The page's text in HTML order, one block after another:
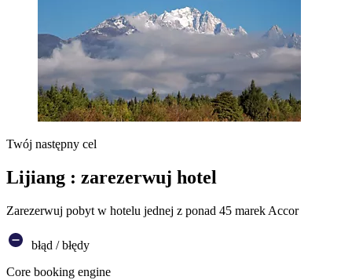
Twój następny cel
Lijiang : zarezerwuj hotel
Zarezerwuj pobyt w hotelu jednej z ponad 45 marek Accor
błąd / błędy
Core booking engine